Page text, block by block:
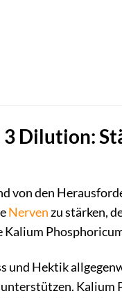
Dilution:
von den
Nervenzu stärken,
Kalium
und Hektik
Kalium